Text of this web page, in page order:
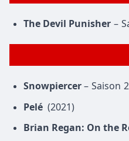
The Devil Punisher –
Snowpiercer – Saison
Pelé (2021)
Brian Regan: On the